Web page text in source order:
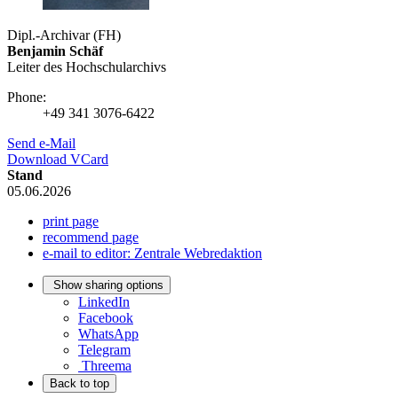
Dipl.-Archivar (FH)
Benjamin Schäf
Leiter des Hochschularchivs
Phone:
+49 341 3076-6422
Send e-Mail
Download VCard
Stand
05.06.2026
print page
recommend page
e-mail to editor: Zentrale Webredaktion
Show sharing options
LinkedIn
Facebook
WhatsApp
Telegram
Threema
Back to top